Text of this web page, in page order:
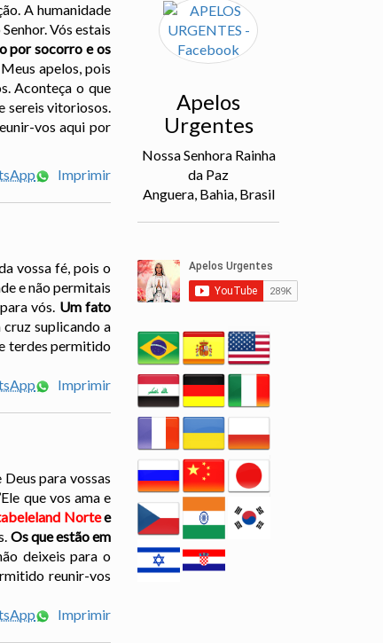
A humanidade
Vós estais
por socorro e os
apelos, pois
Aconteça o que
sereis vitoriosos.
vos aqui por
Imprimir
vossa fé, pois o
e não permitais
vós. Um fato
suplicando a
terdes permitido
Imprimir
para vossas
que vos ama e
Nortee
Os que estão em
deixeis para o
reunir-vos
Imprimir
Apelos
Urgentes
Nossa Senhora Rainha
da Paz
Anguera, Bahia, Brasil